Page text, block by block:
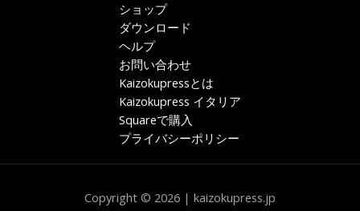
ショップ
ダウンロード
ヘルプ
お問い合わせ
Kaizokupressとは
Kaizokupress イタリア
Squareで購入
プライバシーポリシー
Copyright © 2026 | kaizokupress.jp